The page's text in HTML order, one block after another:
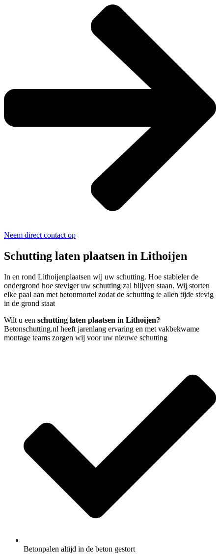
Neem direct contact op
Schutting laten plaatsen in Lithoijen
In en rond Lithoijenplaatsen wij uw schutting. Hoe stabieler de
ondergrond hoe steviger uw schutting zal blijven staan. Wij storten
elke paal aan met betonmortel zodat de schutting te allen tijde stevig
in de grond staat
Wilt u een schutting laten plaatsen in Lithoijen?
Betonschutting.nl heeft jarenlang ervaring en met vakbekwame
montage teams zorgen wij voor uw nieuwe schutting
Betonpalen altijd in de beton gestort